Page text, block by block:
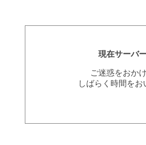
現在サーバ
ご迷惑をおか
しばらく時間を